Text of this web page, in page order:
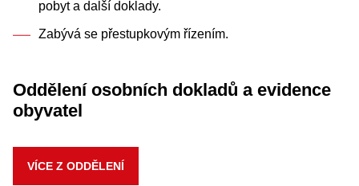
pobyt a další doklady.
Zabývá se přestupkovým řízením.
Oddělení osobních dokladů a evidence
obyvatel
VÍCE Z ODDĚLENÍ